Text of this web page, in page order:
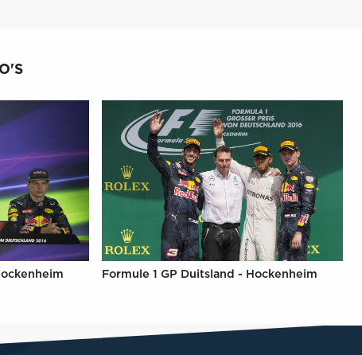
Formule 1 GP Duitsland - Hockenheim